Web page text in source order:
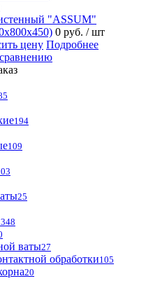
"ASSUM"
0 руб. / шт
цену Подробнее
194
109
25
348
ваты27
обработки105
20